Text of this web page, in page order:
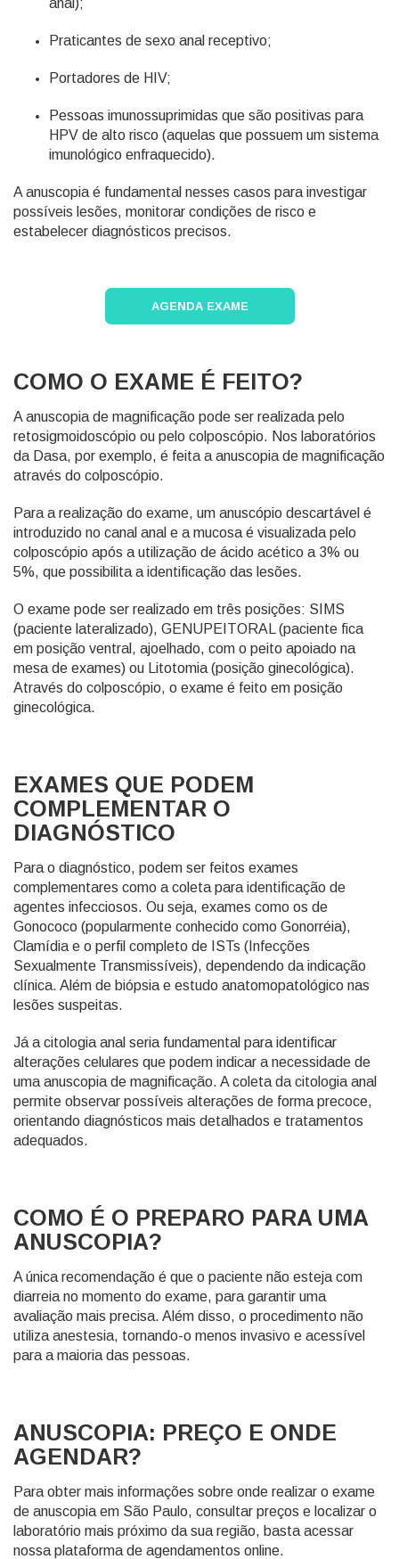
anal);
Praticantes de sexo anal receptivo;
Portadores de HIV;
Pessoas imunossuprimidas que são positivas para
HPV de alto risco (aquelas que possuem um sistema
imunológico enfraquecido).
A anuscopia é fundamental nesses casos para investigar
possíveis lesões, monitorar condições de risco e
estabelecer diagnósticos precisos.
AGENDA EXAME
COMO O EXAME É FEITO?
A anuscopia de magnificação pode ser realizada pelo
retosigmoidoscópio ou pelo colposcópio. Nos laboratórios
da Dasa, por exemplo, é feita a anuscopia de magnificação
através do colposcópio.
Para a realização do exame, um anuscópio descartável é
introduzido no canal anal e a mucosa é visualizada pelo
colposcópio após a utilização de ácido acético a 3% ou
5%, que possibilita a identificação das lesões.
O exame pode ser realizado em três posições: SIMS
(paciente lateralizado), GENUPEITORAL (paciente fica
em posição ventral, ajoelhado, com o peito apoiado na
mesa de exames) ou Litotomia (posição ginecológica).
Através do colposcópio, o exame é feito em posição
ginecológica.
EXAMES QUE PODEM
COMPLEMENTAR O
DIAGNÓSTICO
Para o diagnóstico, podem ser feitos exames
complementares como a coleta para identificação de
agentes infecciosos. Ou seja, exames como os de
Gonococo (popularmente conhecido como Gonorréia),
Clamídia e o perfil completo de ISTs (Infecções
Sexualmente Transmissíveis), dependendo da indicação
clínica. Além de biópsia e estudo anatomopatológico nas
lesões suspeitas.
Já a citologia anal seria fundamental para identificar
alterações celulares que podem indicar a necessidade de
uma anuscopia de magnificação. A coleta da citologia anal
permite observar possíveis alterações de forma precoce,
orientando diagnósticos mais detalhados e tratamentos
adequados.
COMO É O PREPARO PARA UMA
ANUSCOPIA?
A única recomendação é que o paciente não esteja com
diarreia no momento do exame, para garantir uma
avaliação mais precisa. Além disso, o procedimento não
utiliza anestesia, tornando-o menos invasivo e acessível
para a maioria das pessoas.
ANUSCOPIA: PREÇO E ONDE
AGENDAR?
Para obter mais informações sobre onde realizar o exame
de anuscopia em São Paulo, consultar preços e localizar o
laboratório mais próximo da sua região, basta acessar
nossa plataforma de agendamentos online.